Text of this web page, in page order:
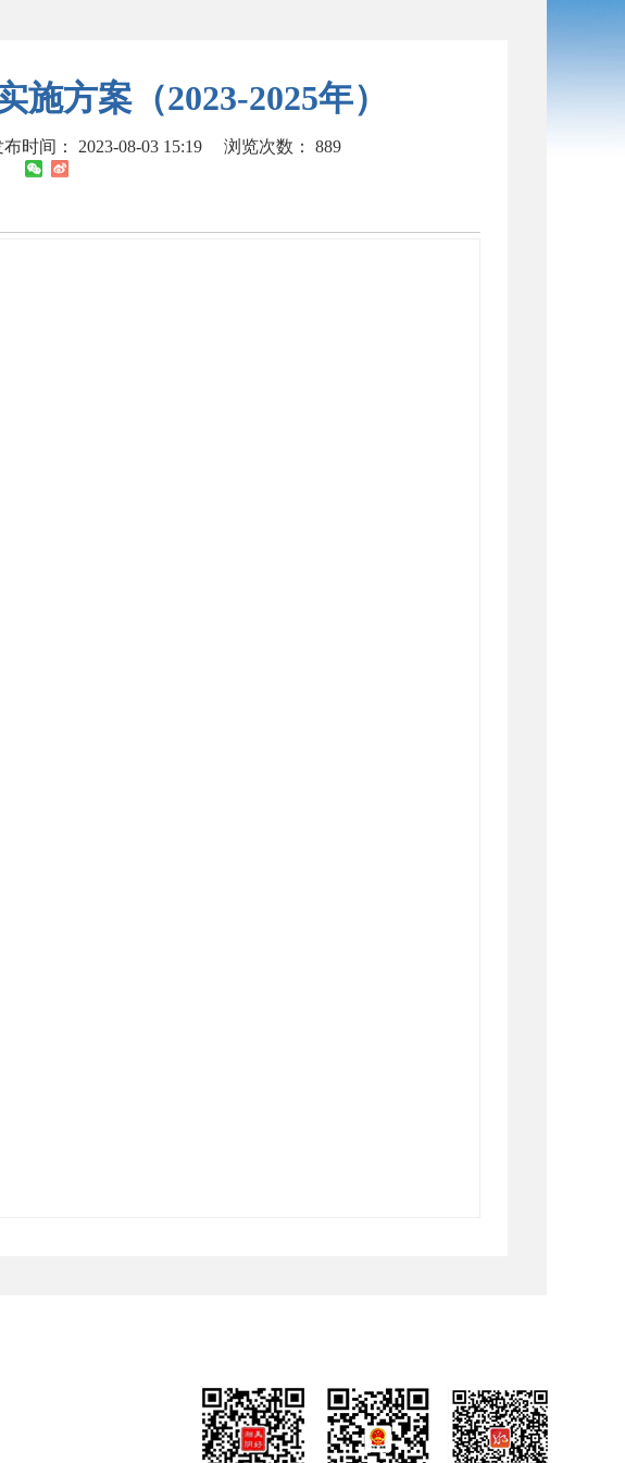
方案（2023-2025年）
布时间： 2023-08-03 15:19 浏览次数： 889